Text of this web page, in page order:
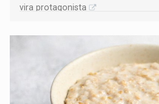
vira protagonista